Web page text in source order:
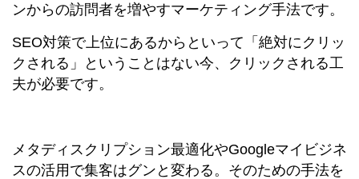
ンからの訪問者を増やすマーケティング手法です。
SEO対策で上位にあるからといって「絶対にクリッ
クされる」ということはない今、クリックされる工
夫が必要です。
メタディスクリプション最適化やGoogleマイビジネ
スの活用で集客はグンと変わる。そのための手法を